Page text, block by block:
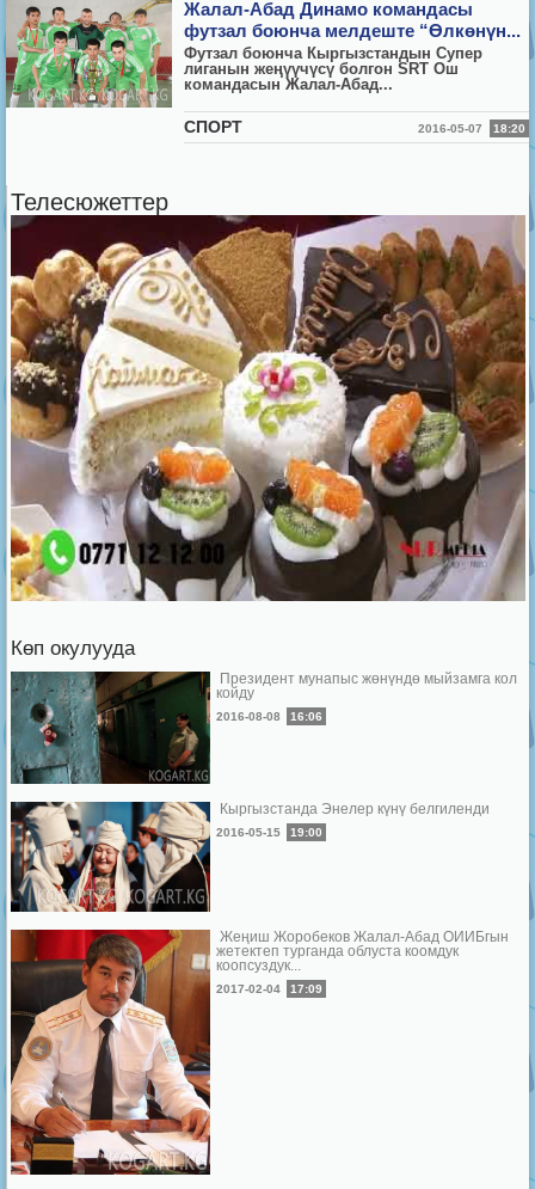
Жалал-Абад Динамо командасы
футзал боюнча мелдеште “Өлкөнүн...
Футзал боюнча Кыргызстандын Супер
лиганын жеңүүчүсү болгон SRT Ош
командасын Жалал-Абад...
СПОРТ 2016-05-07 18:20
Телесюжеттер
Көп окулууда
Президент мунапыс жөнүндө мыйзамга кол
койду
2016-08-08 16:06
Кыргызстанда Энелер күнү белгиленди
2016-05-15 19:00
Жеңиш Жоробеков Жалал-Абад ОИИБгын
жетектеп турганда облуста коомдук
коопсуздук...
2017-02-04 17:09